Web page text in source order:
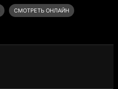
СМОТРЕТЬ ОНЛАЙН